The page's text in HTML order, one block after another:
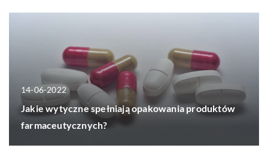
14-06-2022
Jakie wytyczne spełniają opakowania produktów
farmaceutycznych?